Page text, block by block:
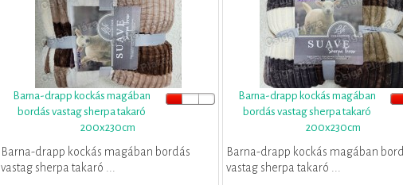
Barna-drapp kockás magában
bordás vastag sherpa takaró
200x230cm
Barna-drapp kockás magában bordás
vastag sherpa takaró ...
Barna-drapp kockás magában
bordás vastag sherpa takaró
200x230cm
Barna-drapp kockás magában
vastag sherpa takaró ...